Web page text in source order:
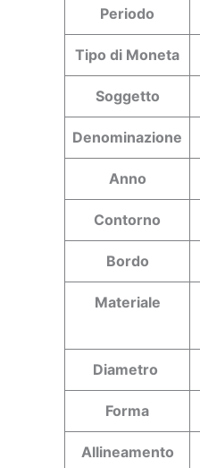
Periodo
Tipo di Moneta
Soggetto
Denominazione
Anno
Contorno
Bordo
Materiale
Diametro
Forma
Allineamento